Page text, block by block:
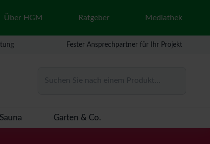
Über HGM Ratgeber Mediathek
Fester Ansprechpartner für Ihr Projekt
Suchen Sie nach einem Produkt...
Sauna Garten & Co.